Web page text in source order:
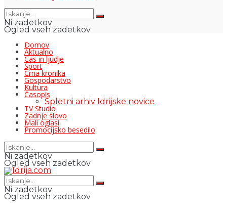
Ni zadetkov
Ogled vseh zadetkov
Domov
Aktualno
Čas in ljudje
Šport
Črna kronika
Gospodarstvo
Kultura
Časopis
Spletni arhiv Idrijske novice
TV Studio
Zadnje slovo
Mali oglasi
Promocijsko besedilo
Ni zadetkov
Ogled vseh zadetkov
Ni zadetkov
Ogled vseh zadetkov